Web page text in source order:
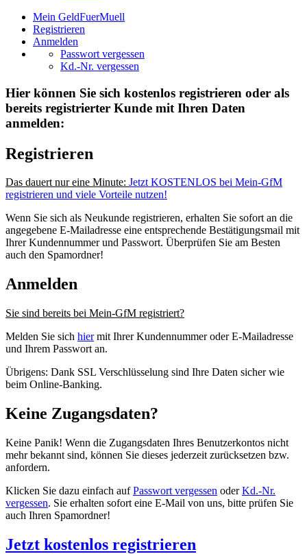
Mein GeldFuerMuell
Registrieren
Anmelden
Passwort vergessen
Kd.-Nr. vergessen
Hier können Sie sich kostenlos registrieren oder als
bereits registrierter Kunde mit Ihren Daten
anmelden:
Registrieren
Das dauert nur eine Minute: Jetzt KOSTENLOS bei Mein-GfM
registrieren und viele Vorteile nutzen!
Wenn Sie sich als Neukunde registrieren, erhalten Sie sofort an die
angegebene E-Mailadresse eine entsprechende Bestätigungsmail mit
Ihrer Kundennummer und Passwort. Überprüfen Sie am Besten
auch den Spamordner!
Anmelden
Sie sind bereits bei Mein-GfM registriert?
Melden Sie sich hiermit Ihrer Kundennummer oder E-Mailadresse
und Ihrem Passwort an.
Übrigens: Dank SSL Verschlüsselung sind Ihre Daten sicher wie
beim Online-Banking.
Keine Zugangsdaten?
Keine Panik! Wenn die Zugangsdaten Ihres Benutzerkontos nicht
mehr bekannt sind, können Sie dieses jederzeit zurücksetzen bzw.
anfordern.
Klicken Sie dazu einfach aufPasswort vergessen oderKd.-Nr.
vergessen. Sie erhalten sofort eine E-Mail von uns, bitte prüfen Sie
auch Ihren Spamordner!
Jetzt kostenlos registrieren